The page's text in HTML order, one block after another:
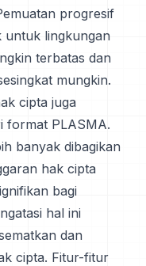
progresif
untuk lingkungan
terbatas dan
mungkin.
cipta juga
format PLASMA.
banyak dibagikan
hak cipta
bagi
hal ini
dan
cipta. Fitur-fitur